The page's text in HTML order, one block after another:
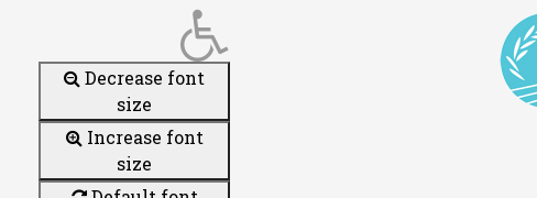
Decrease font
size
Increase font
size